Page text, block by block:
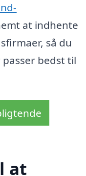
at indhente
så du
bedst til
at